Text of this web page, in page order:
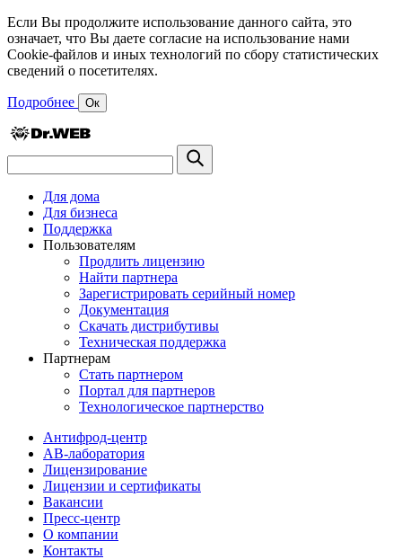
Если Вы продолжите использование данного сайта, это
означает, что Вы даете согласие на использование нами
Cookie-файлов и иных технологий по сбору статистических
сведений о посетителях.
Подробнее Ок
Для дома
Для бизнеса
Поддержка
Пользователям
Продлить лицензию
Найти партнера
Зарегистрировать серийный номер
Документация
Скачать дистрибутивы
Техническая поддержка
Партнерам
Стать партнером
Портал для партнеров
Технологическое партнерство
Антифрод-центр
АВ-лаборатория
Лицензирование
Лицензии и сертификаты
Вакансии
Пресс-центр
О компании
Контакты